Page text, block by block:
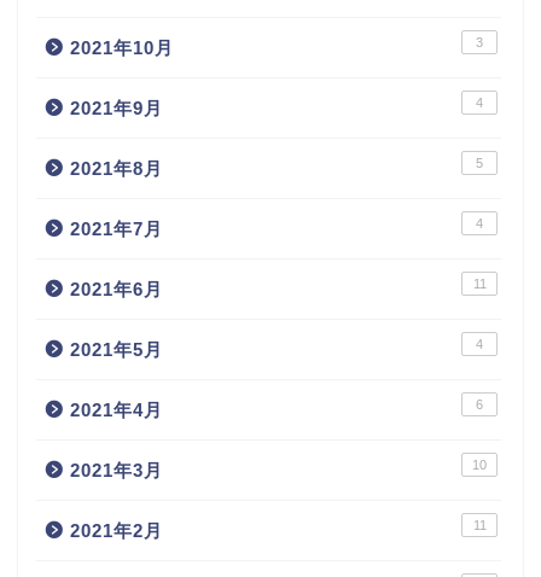
2021年10月 3
2021年9月 4
2021年8月 5
2021年7月 4
2021年6月 11
2021年5月 4
2021年4月 6
2021年3月 10
2021年2月 11